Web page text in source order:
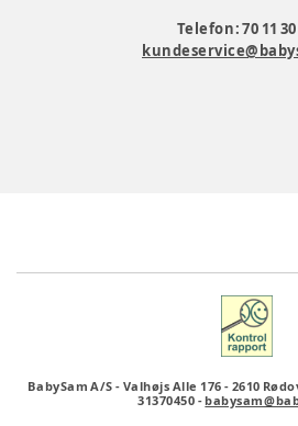
Telefon: 70 11 30
BabySam A/S - Valhøjs Alle 176 - 2610
31370450 -